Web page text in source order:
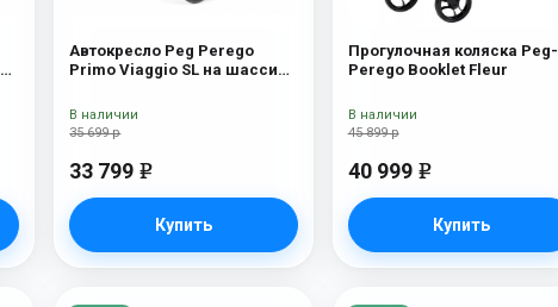
Автокресло Peg Perego
Primo Viaggio SL на шасси
White/Black) Ascot
35 699 р
33 799 e
Купить
В наличии
Прогулочная коляска Peg-
Perego Booklet Fleur
45 899 р
40 999 e
Купить
В наличии